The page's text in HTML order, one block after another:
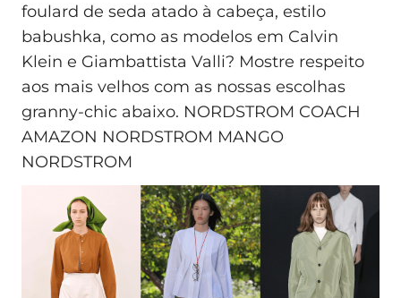
foulard de seda atado à cabeça, estilo
babushka, como as modelos em Calvin
Klein e Giambattista Valli? Mostre respeito
aos mais velhos com as nossas escolhas
granny-chic abaixo. NORDSTROM COACH
AMAZON NORDSTROM MANGO
NORDSTROM